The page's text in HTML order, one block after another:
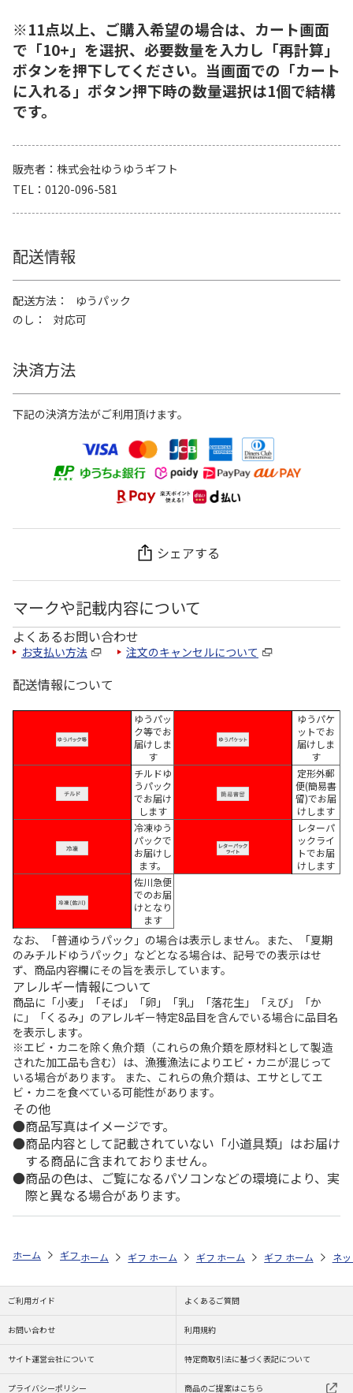
※11点以上、ご購入希望の場合は、カート画面
で「10+」を選択、必要数量を入力し「再計算」
ボタンを押下してください。当画面での「カート
に入れる」ボタン押下時の数量選択は1個で結構
です。
販売者
株式会社ゆうゆうギフト
TEL
0120-096-581
配送情報
配送方法
ゆうパック
のし
対応可
決済方法
下記の決済方法がご利用頂けます。
シェアする
マークや記載内容について
よくあるお問い合わせ
お支払い方法 注文のキャンセルについて
配送情報について
ゆうパッ
ク等でお
届けしま
す
ゆうパケ
ットでお
届けしま
す
チルドゆ
うパック
でお届け
します
定形外郵
便(簡易書
留)でお届
けします
冷凍ゆう
パックで
お届けし
ます。
レターパ
ックライ
トでお届
けします
佐川急便
でのお届
けとなり
ます
なお、「普通ゆうパック」の場合は表示しません。また、「夏期
のみチルドゆうパック」などとなる場合は、記号での表示はせ
ず、商品内容欄にその旨を表示しています。
アレルギー情報について
商品に「小麦」「そば」「卵」「乳」「落花生」「えび」「か
に」「くるみ」のアレルギー特定8品目を含んでいる場合に品目名
を表示します。
※エビ・カニを除く魚介類（これらの魚介類を原材料として製造
された加工品も含む）は、漁獲漁法によりエビ・カニが混じって
いる場合があります。 また、これらの魚介類は、エサとしてエ
ビ・カニを食べている可能性があります。
その他
商品写真はイメージです。
商品内容として記載されていない「小道具類」はお届け
する商品に含まれておりません。
商品の色は、ご覧になるパソコンなどの環境により、実
際と異なる場合があります。
ホーム ギフトストア お中元・夏ギフト特集 2026 お菓子・スイーツ
ホーム ギフトストア お中元・夏ギフト特集 2026
ホーム ギフトストア お中元・夏ギフト
ホーム ギフトストア お
ホーム ネ
ご利用ガイド よくあるご質問
お問い合わせ 利用規約
サイト運営会社について 特定商取引法に基づく表記について
プライバシーポリシー 商品のご提案はこちら